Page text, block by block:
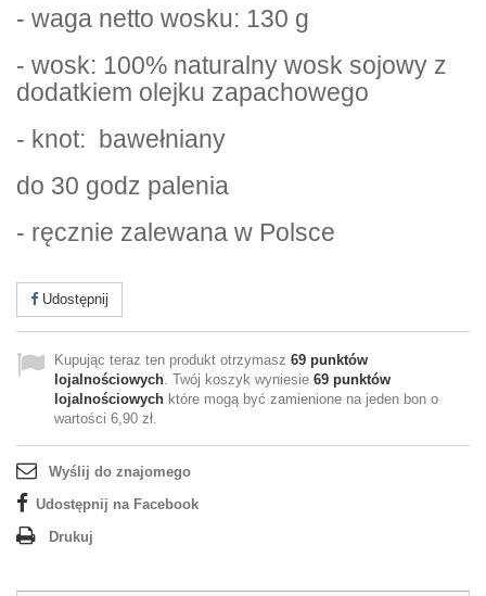
- waga netto wosku: 130 g
- wosk: 100% naturalny wosk sojowy z
dodatkiem olejku zapachowego
- knot: bawełniany
do 30 godz palenia
- ręcznie zalewana w Polsce
Udostępnij
Kupując teraz ten produkt otrzymasz 69 punktów
lojalnościowych. Twój koszyk wyniesie 69 punktów
lojalnościowych które mogą być zamienione na jeden bon o
wartości 6,90 zł.
Wyślij do znajomego
Udostępnij na Facebook
Drukuj